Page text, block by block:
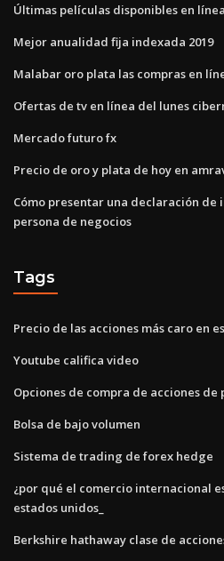
Últimas películas disponibles en línea
Mejor anualidad fija indexada 2019
Malabar oro plata las compras en
Ofertas de tv en línea del lunes
Mercado futuro fx
Precio de oro y plata de hoy en
Cómo presentar una declaración de
persona de negocios
Tags
Precio de las acciones más caro en
Youtube califica video
Opciones de compra de acciones
Bolsa de bajo volumen
Sistema de trading de forex hedge
¿por qué el comercio internacional
estados unidos_
Berkshire hathaway clase de